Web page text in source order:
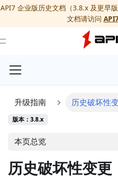
API7 企业版历史文档（3.8.x 及更早
文档请访问
Toggle Menu
升级指南 历史破坏性
版本：3.8.x
本页总览
历史破坏性变更